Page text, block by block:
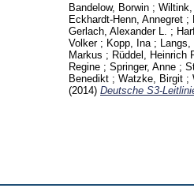
Bandelow, Borwin ;
Eckhardt-Henn, Annegret ;
Gerlach, Alexander L.
;
Volker; Kopp, Ina ;
Markus ; Rüddel, Heinrich
Regine ; Springer, Anne ;
Benedikt ; Watzke, Birgit ;
(2014) Deutsche S3-